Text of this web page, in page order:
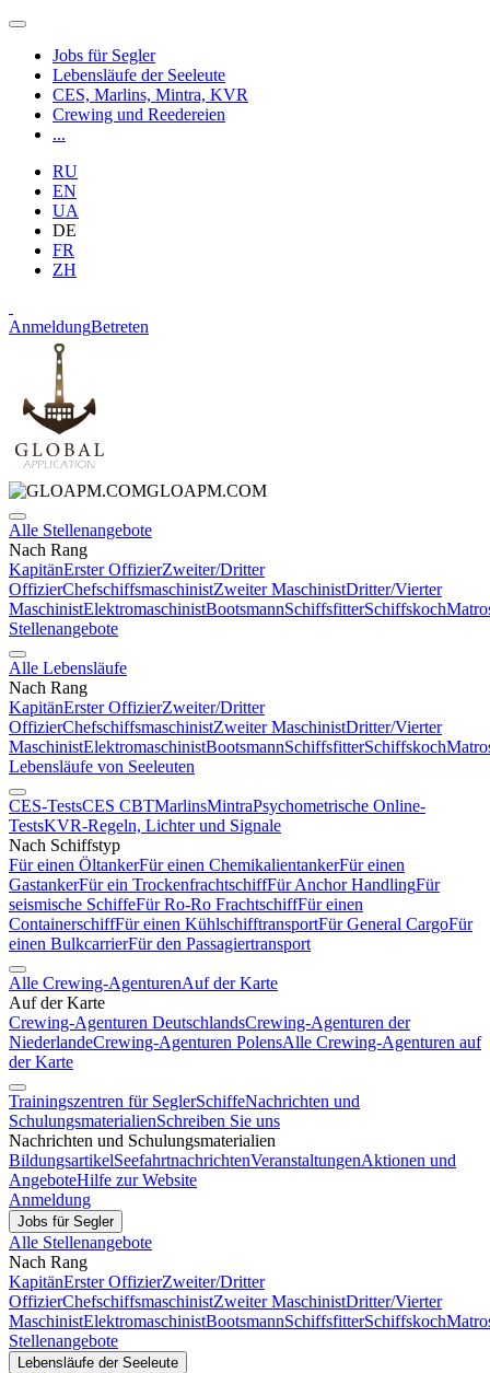
Jobs für Segler
Lebensläufe der Seeleute
CES, Marlins, Mintra, KVR
Crewing und Reedereien
...
RU
EN
UA
DE
FR
ZH
AnmeldungBetreten
GLOAPM.COM
Alle Stellenangebote
Nach Rang
KapitänErster OffizierZweiter/Dritter
OffizierChefschiffsmaschinistZweiter MaschinistDritter/Vierter
MaschinistElektromaschinistBootsmannSchiffsfitterSchiffskoch
Stellenangebote
Alle Lebensläufe
Nach Rang
KapitänErster OffizierZweiter/Dritter
OffizierChefschiffsmaschinistZweiter MaschinistDritter/Vierter
MaschinistElektromaschinistBootsmannSchiffsfitterSchiffskoch
Lebensläufe von Seeleuten
CES-TestsCES CBTMarlinsMintraPsychometrische Online-
TestsKVR-Regeln, Lichter und Signale
Nach Schiffstyp
Für einen ÖltankerFür einen ChemikalientankerFür einen
GastankerFür ein TrockenfrachtschiffFür Anchor HandlingFür
seismische SchiffeFür Ro-Ro FrachtschiffFür einen
ContainerschiffFür einen KühlschifftransportFür General CargoFür
einen BulkcarrierFür den Passagiertransport
Alle Crewing-AgenturenAuf der Karte
Auf der Karte
Crewing-Agenturen DeutschlandsCrewing-Agenturen der
NiederlandeCrewing-Agenturen PolensAlle Crewing-Agenturen auf
der Karte
Trainingszentren für SeglerSchiffeNachrichten und
SchulungsmaterialienSchreiben Sie uns
Nachrichten und Schulungsmaterialien
BildungsartikelSeefahrtnachrichtenVeranstaltungenAktionen und
AngeboteHilfe zur Website
Anmeldung
Jobs für Segler
Alle Stellenangebote
Nach Rang
KapitänErster OffizierZweiter/Dritter
OffizierChefschiffsmaschinistZweiter MaschinistDritter/Vierter
MaschinistElektromaschinistBootsmannSchiffsfitterSchiffskoch
Stellenangebote
Lebensläufe der Seeleute